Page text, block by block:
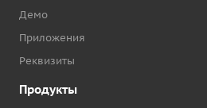
Демо
Приложения
Реквизиты
Продукты